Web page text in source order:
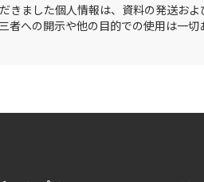
きました個人情報は、資料の発送お
者への開示や他の目的での使用は一切